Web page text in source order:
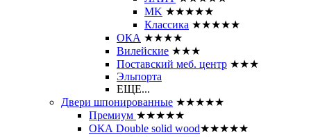
MK ★★★★★
Классика ★★★★★
ОКА ★★★★
Вилейские ★★★
Поставский меб. центр ★★★
Эльпорта
ЕЩЕ...
Двери шпонированные ★★★★★
Премиум ★★★★★
ОКА Double solid wood★★★★★